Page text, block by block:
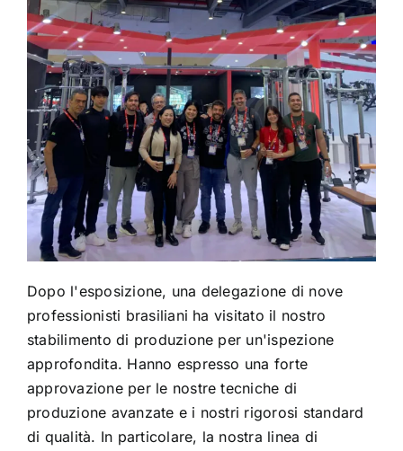
Dopo l'esposizione, una delegazione di nove
professionisti brasiliani ha visitato il nostro
stabilimento di produzione per un'ispezione
approfondita. Hanno espresso una forte
approvazione per le nostre tecniche di
produzione avanzate e i nostri rigorosi standard
di qualità. In particolare, la nostra linea di